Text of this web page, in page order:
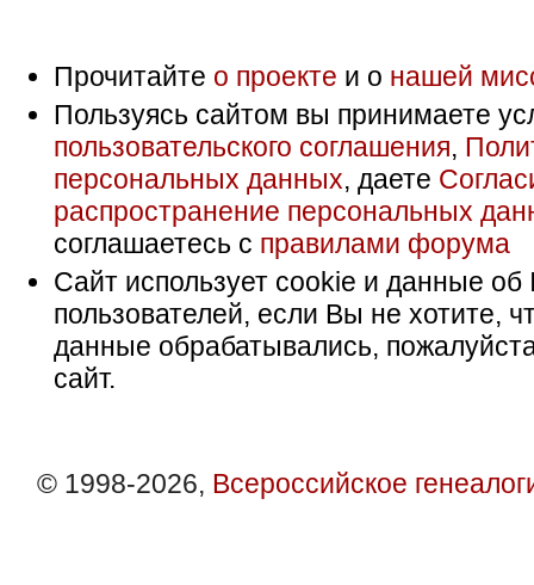
Прочитайте о проекте и о нашей
Пользуясь сайтом вы принимаете
пользовательского соглашения,
персональных данных, даете
распространение персональных
соглашаетесь с правилами форума
Сайт использует cookie и данные об
пользователей, если Вы не хотите,
данные обрабатывались,
сайт.
© 1998-2026, Всероссийское